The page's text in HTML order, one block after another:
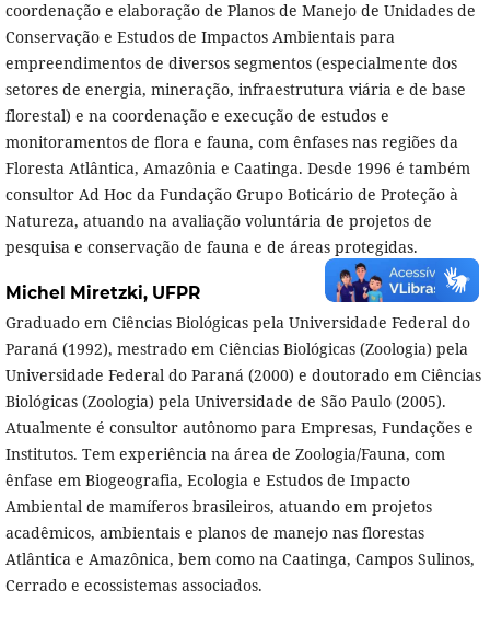
coordenação e elaboração de Planos de Manejo de Unidades de
Conservação e Estudos de Impactos Ambientais para
empreendimentos de diversos segmentos (especialmente dos
setores de energia, mineração, infraestrutura viária e de base
florestal) e na coordenação e execução de estudos e
monitoramentos de flora e fauna, com ênfases nas regiões da
Floresta Atlântica, Amazônia e Caatinga. Desde 1996 é também
consultor Ad Hoc da Fundação Grupo Boticário de Proteção à
Natureza, atuando na avaliação voluntária de projetos de
pesquisa e conservação de fauna e de áreas protegidas.
Michel Miretzki, UFPR
Graduado em Ciências Biológicas pela Universidade Federal do
Paraná (1992), mestrado em Ciências Biológicas (Zoologia) pela
Universidade Federal do Paraná (2000) e doutorado em Ciências
Biológicas (Zoologia) pela Universidade de São Paulo (2005).
Atualmente é consultor autônomo para Empresas, Fundações e
Institutos. Tem experiência na área de Zoologia/Fauna, com
ênfase em Biogeografia, Ecologia e Estudos de Impacto
Ambiental de mamíferos brasileiros, atuando em projetos
acadêmicos, ambientais e planos de manejo nas florestas
Atlântica e Amazônica, bem como na Caatinga, Campos Sulinos,
Cerrado e ecossistemas associados.